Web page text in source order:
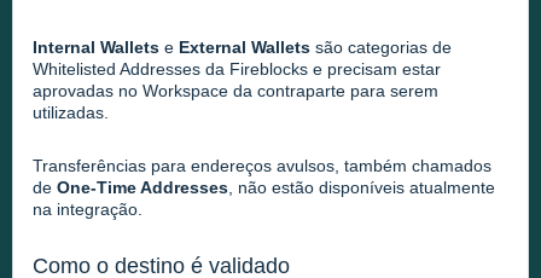
Internal Wallets e External Wallets são categorias de
Whitelisted Addresses da Fireblocks e precisam estar
aprovadas no Workspace da contraparte para serem
utilizadas.
Transferências para endereços avulsos, também chamados
de One-Time Addresses , não estão disponíveis atualmente
na integração.
Como o destino é validado